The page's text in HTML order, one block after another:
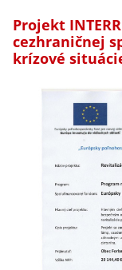
Projekt
cezhraničnej
krízové